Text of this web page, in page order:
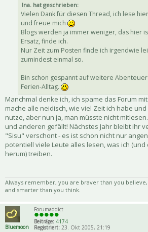
Ina. hat geschrieben:
Vielen Dank für diesen Thread, ich lese
und freue mich
Blogs werden ja immer weniger, das hier
Ersatz, finde ich.
Nur Zeit zum Posten finde ich irgendwie
zumindest einmal so.
Bin schon gespannt auf weitere
Ferien-Alltag.
Manchmal denke ich, ich spame das Forum
mache alle neidisch, wie viel Zeit ich habe
nutze, aber nun ja, man müsste nicht
und anderen gefällt! Nächstes Jahr bleibt ihr
"Sisu" verschont - es ist schon nicht nur
potentiell viele Leute alles lesen, was ich (und
herum) treiben.
Always remember, you are braver than you
and smarter than you think.
Bluemoon
Forumaddict
Beiträge: 4174
Registriert: 23. Okt 2005, 21:19